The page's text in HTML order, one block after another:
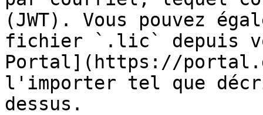
(JWT). Vous pouvez
fichier `.lic` depuis
Portal](https://
l'importer tel que
dessus.